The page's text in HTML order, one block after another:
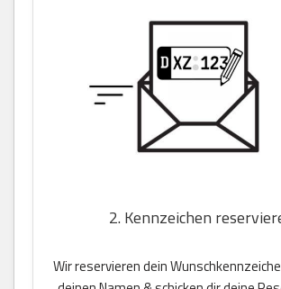
2. Kennzeichen
Wir reservieren dein